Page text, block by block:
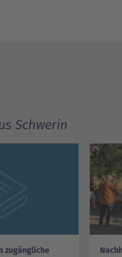
Schwerin
zugängliche